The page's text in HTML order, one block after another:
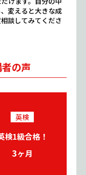
変えると大きな成
談してみてくださ
の声
英検
検1級合格！
3ヶ月